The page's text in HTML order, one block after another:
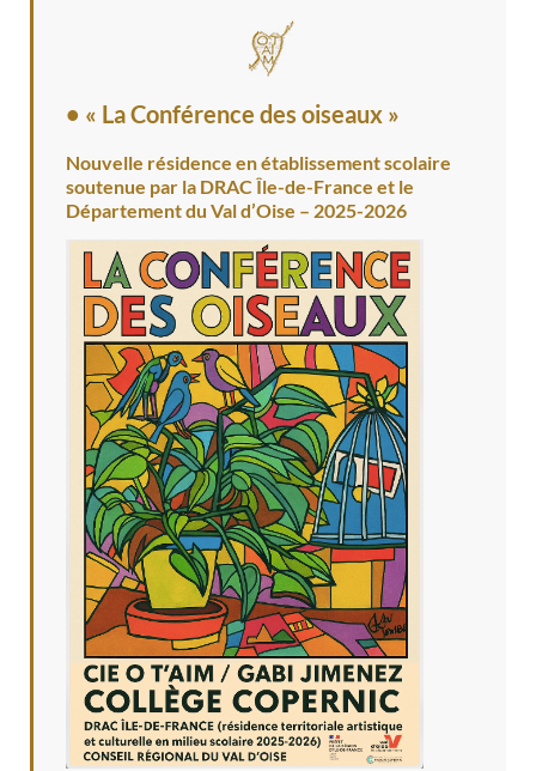
• « La Conférence des oiseaux »
Nouvelle résidence en établissement scolaire
soutenue par la DRAC Île-de-France et le
Département du Val d’Oise – 2025-2026